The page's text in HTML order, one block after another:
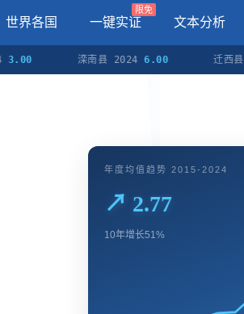
世界各国 一键实证
限免
文本分析
滦南县 2024 6.00 迁西县 2024
年度均值趋势 2015-2024
↗ 2.77
10年增长51%